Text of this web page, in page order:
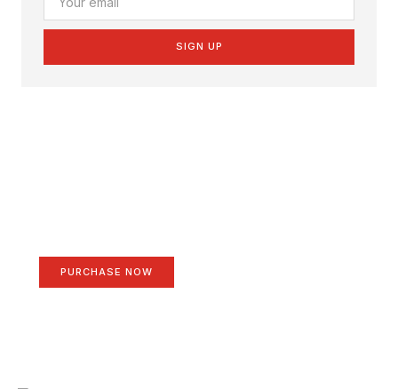
SIGN UP
PURCHASE NOW